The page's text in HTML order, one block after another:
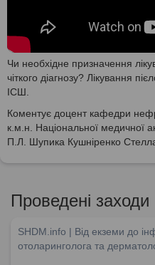
Чи необхідне призначення
чіткого діагнозу? Лікування
ІСШ.
Коментує доцент кафедри
к.м.н. Національної медичної
П.Л. Шупика Кушніренко Стелла
Проведені заходи
SHDM.info | Від екземи до
отоларинголога та